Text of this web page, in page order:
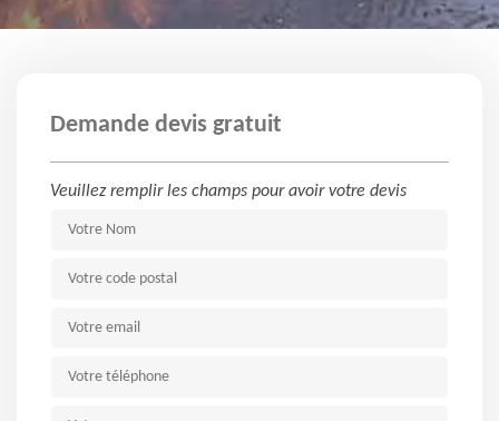
Demande devis gratuit
Veuillez remplir les champs pour avoir votre devis